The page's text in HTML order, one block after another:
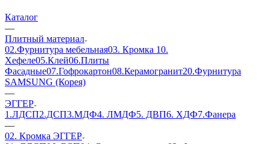
Каталог
—
Плитный материал
02.Фурнитура мебельная03. Кромка 10.
Хефеле05.Клей06.Плиты
Фасадные07.Гофрокартон08.Керамогранит20.Фурнитура
SAMSUNG (Корея)
—
ЭГГЕР
1.ЛДСП2.ДСП3.МДФ4. ЛМДФ5. ДВП6. ХДФ7.Фанера
—
02. Кромка ЭГГЕР